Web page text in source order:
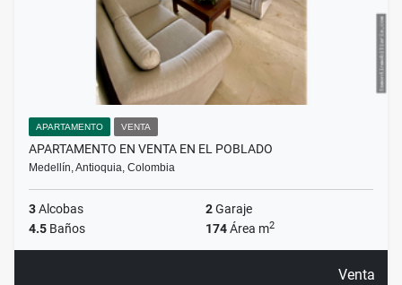
APARTAMENTO VENTA
APARTAMENTO EN VENTA EN EL POBLADO
Medellín, Antioquia, Colombia
3Alcobas 2Garaje
4.5 Baños 174Área m2
Venta